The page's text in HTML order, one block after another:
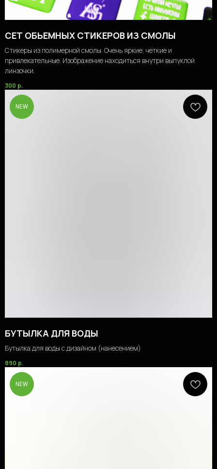
СЕТ ОБЬЕМНЫХ СТИКЕРОВ ИЗ СМОЛЫ
Стикеры из полимерной смолы. Очень яркие, четкие и
привлекательные. Изображение находиться внутри выпуклой
линзочки.
300 р.
NEW
БУТЫЛКА ДЛЯ ВОДЫ
Бутылка для воды с дизайном (нанесением)
890 р.
NEW